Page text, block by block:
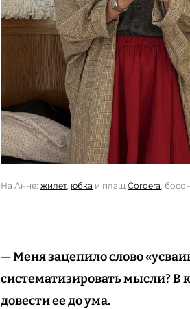
На Анне: жилет, юбка и плащ Cordera ,
— Меня зацепило слово
систематизировать мысли? В
довести ее до ума.